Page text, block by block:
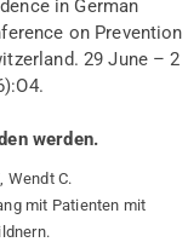
in German
on Prevention
29 June –2
werden.
Wendt C.
mit Patienten mit